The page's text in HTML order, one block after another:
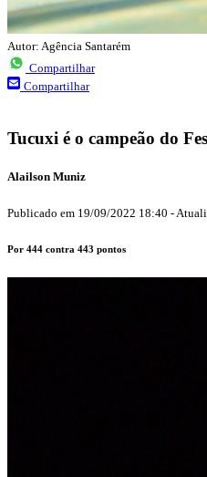
Autor: Agência Santarém
Compartilhar
Compartilhar
Tucuxi é o campeão do
Alailson Muniz
Publicado em 19/09/2022 18:40 -
Por 444 contra 443 pontos